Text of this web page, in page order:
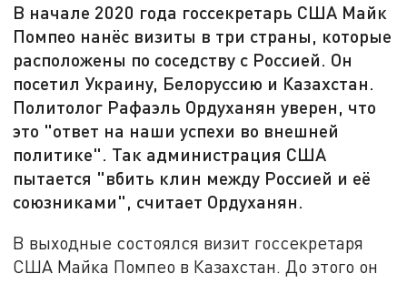
В начале 2020 года госсекретарь США Майк
Помпео нанёс визиты в три страны, которые
расположены по соседству с Россией. Он
посетил Украину, Белоруссию и Казахстан.
Политолог Рафаэль Ордуханян уверен, что
это "ответ на наши успехи во внешней
политике". Так администрация США
пытается "вбить клин между Россией и её
союзниками", считает Ордуханян.
В выходные состоялся визит госсекретаря
США Майка Помпео в Казахстан. До этого он